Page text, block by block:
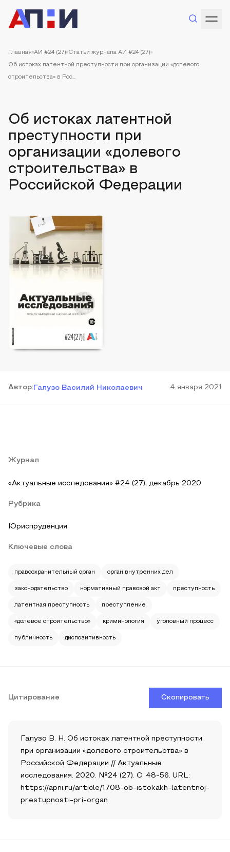
Главная АИ #24 (27) Статьи журнала АИ #24 (27)
Об истоках латентной преступности при организации «долевого
строительства» в Рос...
Об истоках латентной
преступности при
организации «долевого
строительства» в
Российской Федерации
Автор:Галузо Василий Николаевич 4 января 2021
Журнал
«Актуальные исследования» #24 (27), декабрь 2020
Рубрика
Юриспруденция
Ключевые слова
правоохранительный орган орган внутренних дел
законодательство нормативный правовой акт преступность
латентная преступность преступление
«долевое строительство» криминология уголовный процесс
публичность диспозитивность
Цитирование Скопировать
Галузо В. Н. Об истоках латентной преступности
при организации «долевого строительства» в
Российской Федерации // Актуальные
исследования. 2020. №24 (27). С. 48-56. URL:
https://apni.ru/article/1708-ob-istokakh-latentnoj-
prestupnosti-pri-organ